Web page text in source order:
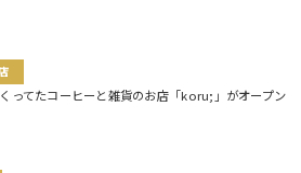
ってたコーヒーと雑貨のお店「koru;」がオープン